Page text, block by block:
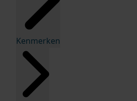
Kenmerken